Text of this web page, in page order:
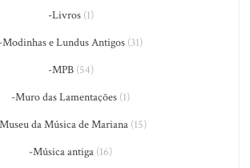
-Livros(1)
-Modinhas e Lundus Antigos (31)
-MPB(54)
-Muro das Lamentações (1)
da Música de Mariana(15)
-Música antiga (16)